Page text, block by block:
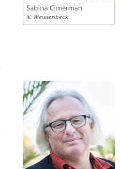
Sabina Cimerman
© Weissenbeck